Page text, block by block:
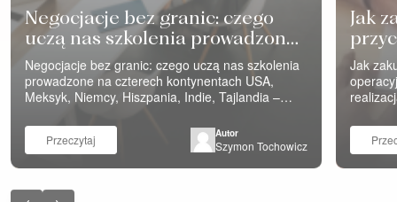
Negocjacje bez granic: czego
uczą nas szkolenia prowadzone
na czterech kontynentach
Negocjacje bez granic: czego uczą nas szkolenia
prowadzone na czterech kontynentach USA,
Meksyk, Niemcy, Hiszpania, Indie, Tajlandia –
wielu kontynentach. Różne firmy, różne branże,
różne funkcje – sprzedaż i inżynierowie
negocjujący z klientami, zakupy negocjujące z
wewnątrz organizacji. Za…
Przeczytaj Autor
Szymon Tochowicz
Jak
Jak
cen” i